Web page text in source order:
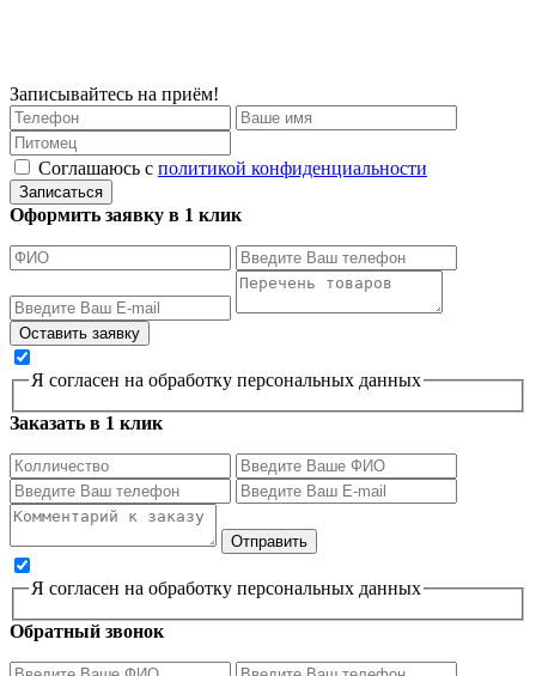
Записывайтесь на приём!
Соглашаюсь с политикой конфиденциальности
Записаться
Оформить заявку в 1 клик
Я согласен на обработку персональных данных
Заказать в 1 клик
Я согласен на обработку персональных данных
Обратный звонок